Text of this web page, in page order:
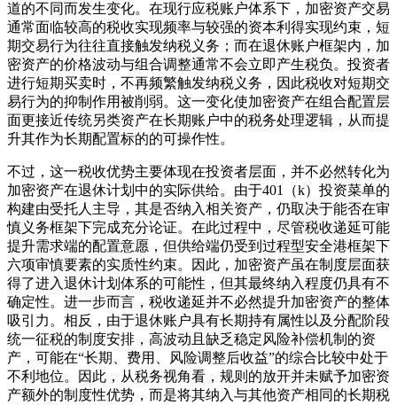
道的不同而发生变化。在现行应税账户体系下，加密资产交易
通常面临较高的税收实现频率与较强的资本利得实现约束，短
期交易行为往往直接触发纳税义务；而在退休账户框架内，加
密资产的价格波动与组合调整通常不会立即产生税负。投资者
进行短期买卖时，不再频繁触发纳税义务，因此税收对短期交
易行为的抑制作用被削弱。这一变化使加密资产在组合配置层
面更接近传统另类资产在长期账户中的税务处理逻辑，从而提
升其作为长期配置标的的可操作性。
不过，这一税收优势主要体现在投资者层面，并不必然转化为
加密资产在退休计划中的实际供给。由于401（k）投资菜单的
构建由受托人主导，其是否纳入相关资产，仍取决于能否在审
慎义务框架下完成充分论证。在此过程中，尽管税收递延可能
提升需求端的配置意愿，但供给端仍受到过程型安全港框架下
六项审慎要素的实质性约束。因此，加密资产虽在制度层面获
得了进入退休计划体系的可能性，但其最终纳入程度仍具有不
确定性。进一步而言，税收递延并不必然提升加密资产的整体
吸引力。相反，由于退休账户具有长期持有属性以及分配阶段
统一征税的制度安排，高波动且缺乏稳定风险补偿机制的资
产，可能在“长期、费用、风险调整后收益”的综合比较中处于
不利地位。因此，从税务视角看，规则的放开并未赋予加密资
产额外的制度性优势，而是将其纳入与其他资产相同的长期税